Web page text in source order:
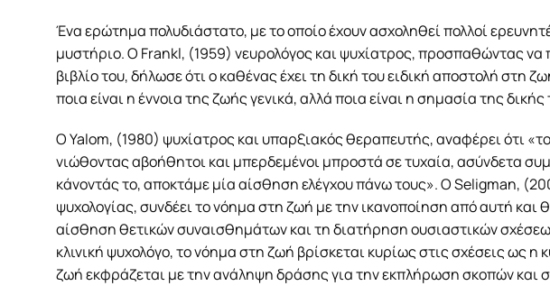
Ένα ερώτημα πολυδιάστατο, με το οποίο έχουν ασχοληθεί πολλοί
μυστήριο. Ο Frankl, (1959) νευρολόγος και ψυχίατρος, προσπαθώντας
βιβλίο του, δήλωσε ότι ο καθένας έχει τη δική του ειδική αποστολή στη
ποια είναι η έννοια της ζωής γενικά, αλλά ποια είναι η σημασία της
Ο Yalom, (1980) ψυχίατρος και υπαρξιακός θεραπευτής, αναφέρει ότι
νιώθοντας αβοήθητοι και μπερδεμένοι μπροστά σε τυχαία, ασύνδετα
κάνοντάς το, αποκτάμε μία αίσθηση ελέγχου πάνω τους». Ο Seligman,
ψυχολογίας, συνδέει το νόημα στη ζωή με την ικανοποίηση από αυτή και
αίσθηση θετικών συναισθημάτων και τη διατήρηση ουσιαστικών
κλινική ψυχολόγο, το νόημα στη ζωή βρίσκεται κυρίως στις σχέσεις ως
ζωή εκφράζεται με την ανάληψη δράσης για την εκπλήρωση σκοπών και